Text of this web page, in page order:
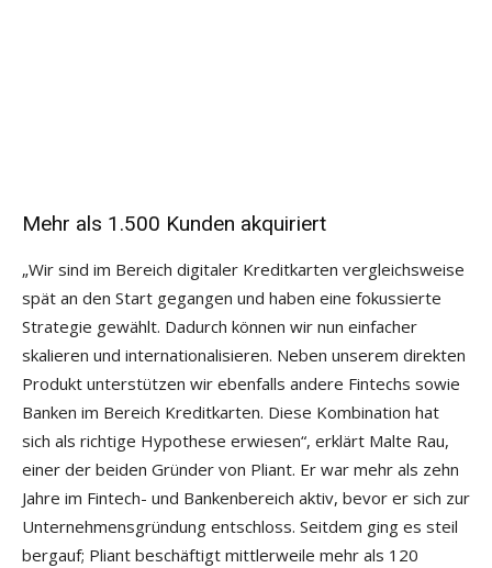
Mehr als 1.500 Kunden akquiriert
„Wir sind im Bereich digitaler Kreditkarten vergleichsweise
spät an den Start gegangen und haben eine fokussierte
Strategie gewählt. Dadurch können wir nun einfacher
skalieren und internationalisieren. Neben unserem direkten
Produkt unterstützen wir ebenfalls andere Fintechs sowie
Banken im Bereich Kreditkarten. Diese Kombination hat
sich als richtige Hypothese erwiesen“, erklärt Malte Rau,
einer der beiden Gründer von Pliant. Er war mehr als zehn
Jahre im Fintech- und Bankenbereich aktiv, bevor er sich zur
Unternehmensgründung entschloss. Seitdem ging es steil
bergauf; Pliant beschäftigt mittlerweile mehr als 120